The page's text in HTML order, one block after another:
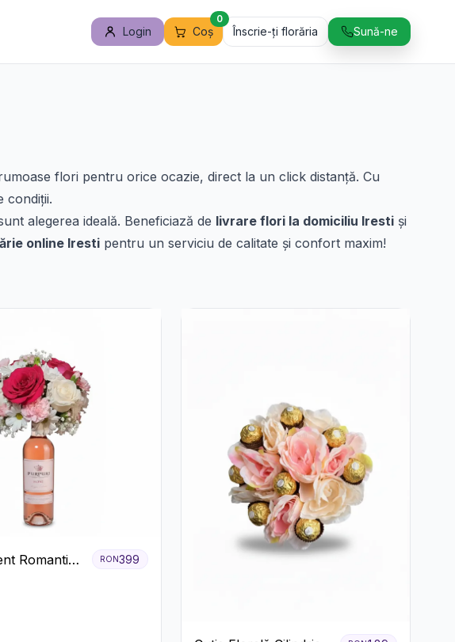
Login Coș
0
Înscrie-ți florăria Sună-ne
flori pentru orice ocazie, direct la un click distanță. Cu
condiții.
alegerea ideală. Beneficiază de livrare flori la domiciliu Iresti și
online Iresti pentru un serviciu de calitate și confort maxim!
Romantic
RON399